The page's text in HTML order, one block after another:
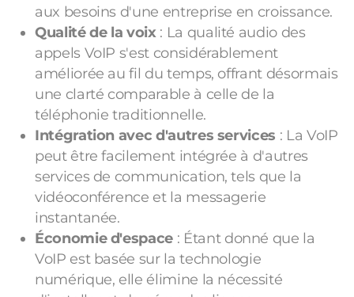
aux besoins d'une entreprise en croissance.
Qualité de la voix : La qualité audio des
appels VoIP s'est considérablement
améliorée au fil du temps, offrant désormais
une clarté comparable à celle de la
téléphonie traditionnelle.
Intégration avec d'autres services : La VoIP
peut être facilement intégrée à d'autres
services de communication, tels que la
vidéoconférence et la messagerie
instantanée.
Économie d'espace : Étant donné que la
VoIP est basée sur la technologie
numérique, elle élimine la nécessité